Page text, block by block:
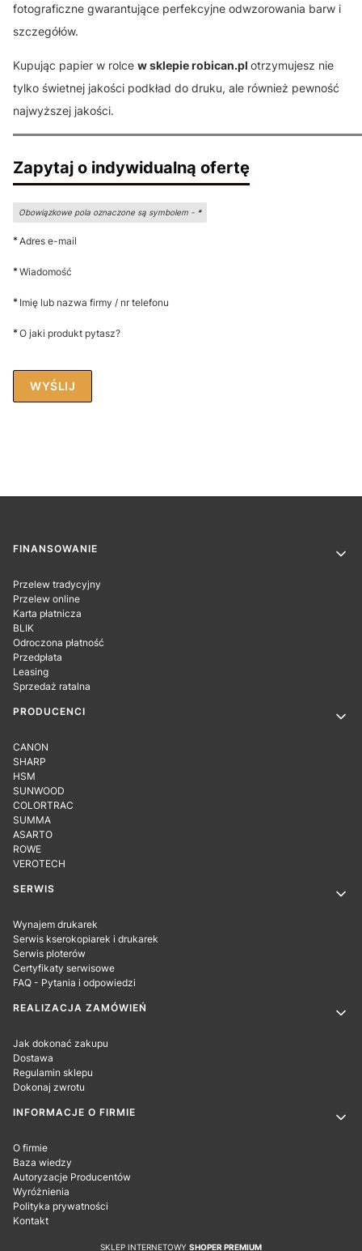
fotograficzne gwarantujące perfekcyjne odwzorowania barw i
szczegółów.
Kupując papier w rolce w sklepie robican.pl otrzymujesz nie
tylko świetnej jakości podkład do druku, ale również pewność
najwyższej jakości.
Zapytaj o indywidualną ofertę
Obowiązkowe pola oznaczone są symbolem - *
*Adres e-mail
*Wiadomość
* Imię lub nazwa firmy / nr telefonu
*O jaki produkt pytasz?
WYŚLIJ
Linki w stopce
FINANSOWANIE
Przelew tradycyjny
Przelew online
Karta płatnicza
BLIK
Odroczona płatność
Przedpłata
Leasing
Sprzedaż ratalna
PRODUCENCI
CANON
SHARP
HSM
SUNWOOD
COLORTRAC
SUMMA
ASARTO
ROWE
VEROTECH
SERWIS
Wynajem drukarek
Serwis kserokopiarek i drukarek
Serwis ploterów
Certyfikaty serwisowe
FAQ - Pytania i odpowiedzi
REALIZACJA ZAMÓWIEŃ
Jak dokonać zakupu
Dostawa
Regulamin sklepu
Dokonaj zwrotu
INFORMACJE O FIRMIE
O firmie
Baza wiedzy
Autoryzacje Producentów
Wyróżnienia
Polityka prywatności
Kontakt
SKLEP INTERNETOWY SHOPER PREMIUM